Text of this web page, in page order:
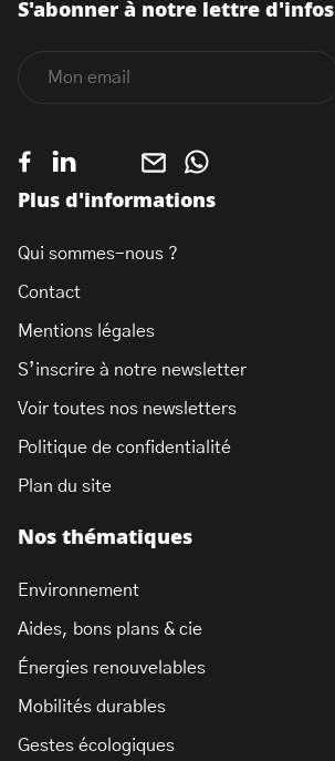
Nos thématiques
Environnement
Aides, bons plans & cie
Énergies renouvelables
Mobilités durables
Gestes écologiques
Plus d'informations
Qui sommes-nous ?
Contact
Mentions légales
S’inscrire à notre newsletter
Voir toutes nos newsletters
Politique de confidentialité
Plan du site
S'abonner à notre lettre d'infos